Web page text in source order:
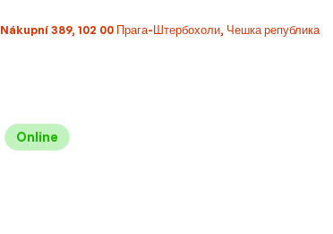
Nákupní 389, 102 00 Прага-Штербохоли, Чешка република
Online